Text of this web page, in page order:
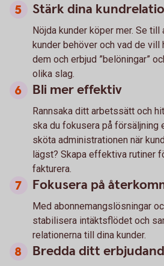
Stärk dina
Nöjda kunder köper mer. Se till
kunder behöver och vad de vill
dem och erbjud ”belöningar”
olika slag.
Bli mer effektiv
Rannsaka ditt arbetssätt och
ska du fokusera på försäljning
sköta administrationen när
lägst? Skapa effektiva rutiner
fakturera.
Fokusera på
Med abonnemangslösningar
stabilisera intäktsflödet och
relationerna till dina kunder.
Bredda ditt